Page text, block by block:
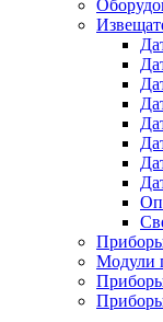
Модули